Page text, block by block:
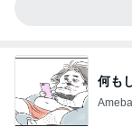
何も